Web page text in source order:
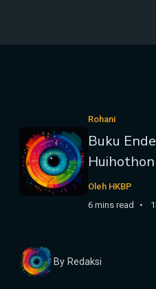
Rohani
Buku
Huihothon
Oleh HKBP
6 mins read
By Redaksi